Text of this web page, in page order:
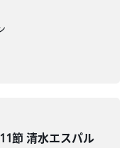
節 清水エスパル